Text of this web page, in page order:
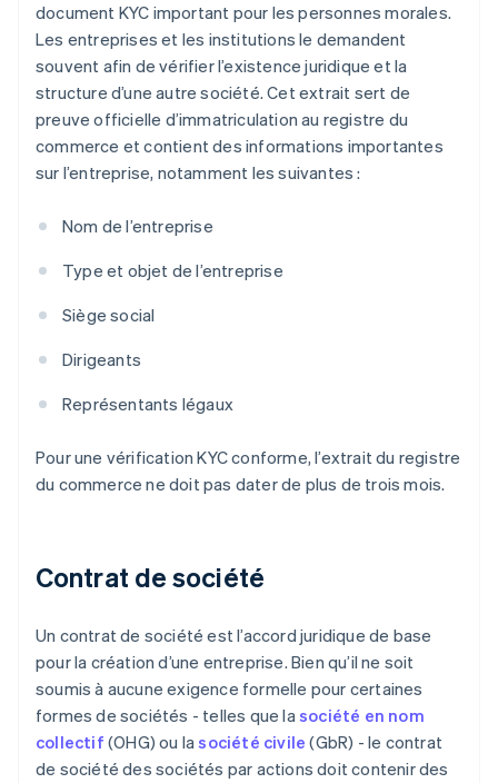
document KYC important pour les personnes morales.
Les entreprises et les institutions le demandent
souvent afin de vérifier l’existence juridique et la
structure d’une autre société. Cet extrait sert de
preuve officielle d’immatriculation au registre du
commerce et contient des informations importantes
sur l’entreprise, notamment les suivantes :
Nom de l’entreprise
Type et objet de l’entreprise
Siège social
Dirigeants
Représentants légaux
Pour une vérification KYC conforme, l’extrait du registre
du commerce ne doit pas dater de plus de trois mois.
Contrat de société
Un contrat de société est l’accord juridique de base
pour la création d’une entreprise. Bien qu’il ne soit
soumis à aucune exigence formelle pour certaines
formes de sociétés - telles que lasociété en nom
collectif (OHG) ou lasociété civile (GbR) - le contrat
de société des sociétés par actions doit contenir des